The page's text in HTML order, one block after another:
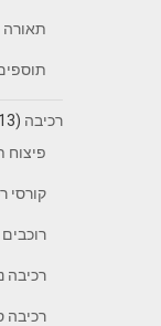
תאורה
רכיבה (113)
פיצוח
קורסי
רכיבה
רכיבה